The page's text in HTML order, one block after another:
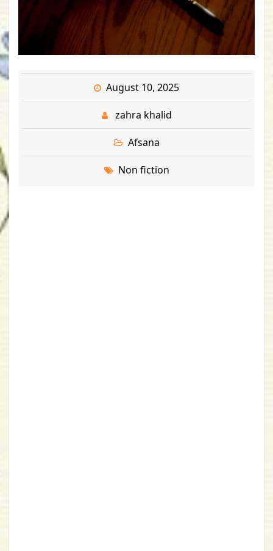
August 10, 2025
zahra khalid
Afsana
Non fiction